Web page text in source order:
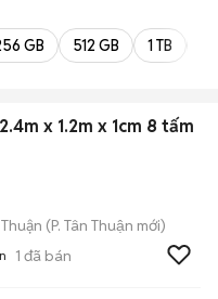
GB 512 GB 1 TB
x 1.2m x 1cm 8 tấm
(P. Tân Thuận mới)
1 đã bán